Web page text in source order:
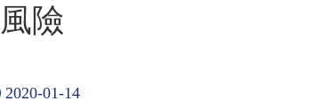
險
2020-01-14